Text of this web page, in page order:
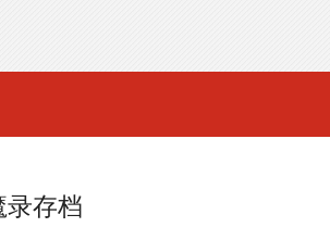
存档